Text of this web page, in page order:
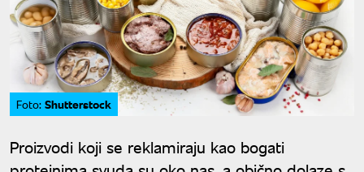
Foto: Shutterstock
Proizvodi koji se reklamiraju kao bogati